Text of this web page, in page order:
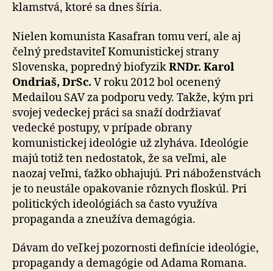
klamstvá, ktoré sa dnes šíria.
Nielen komunista Kasafran tomu verí, ale aj
čelný predstaviteľ Komunistickej strany
Slovenska, popredný biofyzikRNDr. Karol
Ondriaš, DrSc. V roku 2012 bol ocenený
Medailou SAV za podporu vedy. Takže, kým pri
svojej vedeckej práci sa snaží dodržiavať
vedecké postupy, v prípade obrany
komunistickej ideológie už zlyháva. Ideológie
majú totiž ten nedostatok, že sa veľmi, ale
naozaj veľmi, ťažko obhajujú. Pri náboženstvách
je to neustále opakovanie rôznych floskúl. Pri
politických ideológiách sa často využíva
propaganda a zneužíva demagógia.
Dávam do veľkej pozornosti definície ideológie,
propagandy a demagógie od Adama Romana.